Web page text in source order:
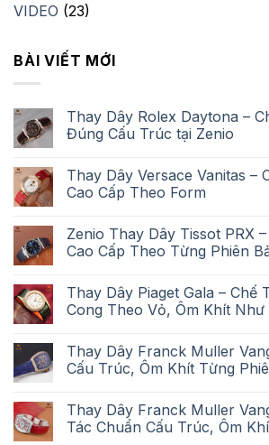
VIDEO (23)
BÀI VIẾT MỚI
Thay Dây Rolex Daytona –
Đúng Cấu Trúc tại Zenio
Thay Dây Versace Vanitas –
Cao Cấp Theo Form
Zenio Thay Dây Tissot PRX
Cao Cấp Theo Từng Phiên
Thay Dây Piaget Gala – Chế
Cong Theo Vỏ, Ôm Khít Như
Thay Dây Franck Muller
Cấu Trúc, Ôm Khít Từng
Thay Dây Franck Muller
Tác Chuẩn Cấu Trúc, Ôm